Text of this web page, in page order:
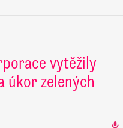
vytěžily
úkor zelených